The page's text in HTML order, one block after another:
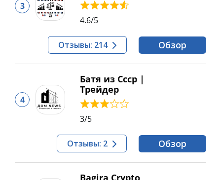
3
4.6/5
Отзывы: 214 Обзор
4
Батя из Ссср |
Трейдер
3/5
Отзывы: 2 Обзор
Bagira Crypto